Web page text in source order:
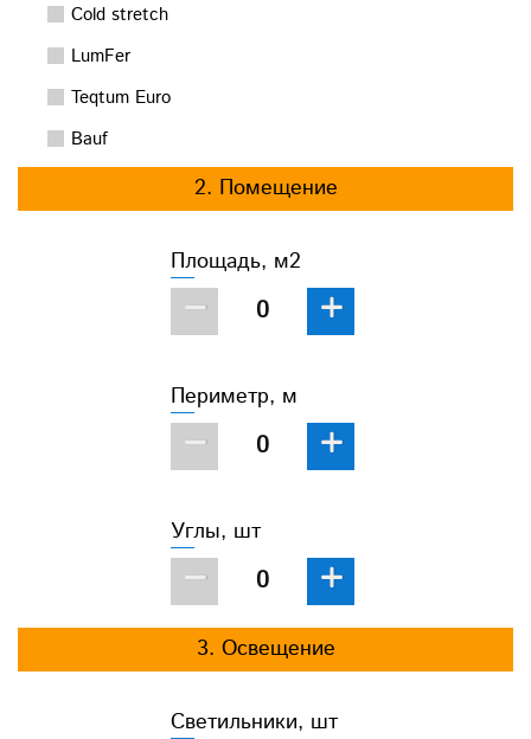
Cold stretch
LumFer
Teqtum Euro
Bauf
2. Помещение
Площадь, м2
− +
Периметр, м
− +
Углы, шт
− +
3. Освещение
Светильники, шт